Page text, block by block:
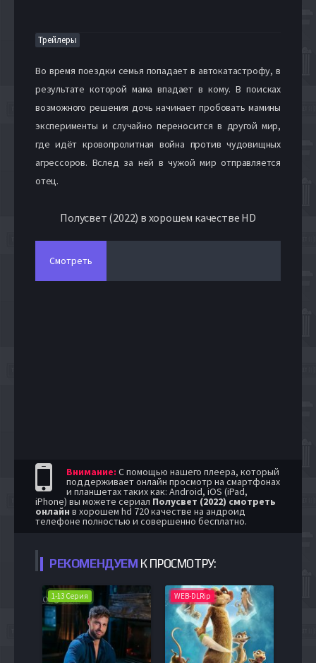
Трейлеры
Во время поездки семья попадает в автокатастрофу, в
результате которой мама впадает в кому. В поисках
возможного решения дочь начинает пробовать мамины
эксперименты и случайно переносится в другой мир,
где идёт кровопролитная война против чудовищных
агрессоров. Вслед за ней в чужой мир отправляется
отец.
Полусвет (2022) в хорошем качестве HD
Смотреть
Внимание: С помощью нашего плеера, который
поддерживает онлайн просмотр на смартфонах
и планшетах таких как: Android, iOS (iPad,
iPhone) вы можете сериал Полусвет (2022) смотреть
онлайн в хорошем hd 720 качестве на андроид
телефоне полностью и совершенно бесплатно.
РЕКОМЕНДУЕМ К ПРОСМОТРУ:
1-13 Серия WEB-DLRip